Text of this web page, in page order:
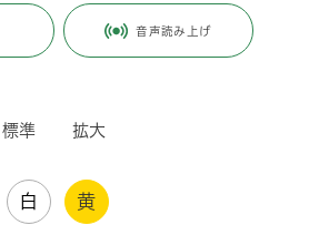
音声読み上げ
標準 拡大
白 黄
更新日付：2013年12月24日 / ページ番号：C001657